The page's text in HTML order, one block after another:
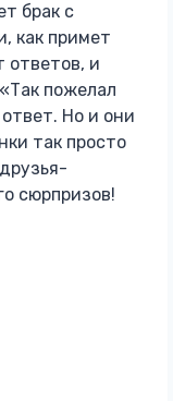
брак с
как примет
ответов, и
пожелал
Но и они
так просто
сюрпризов!